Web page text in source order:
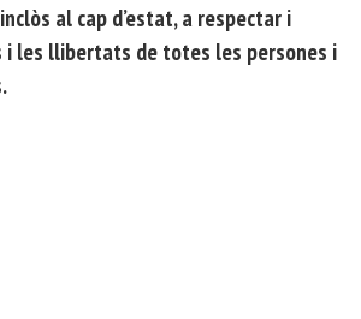
al cap d’estat, a respectar i
i les llibertats de totes les persones i